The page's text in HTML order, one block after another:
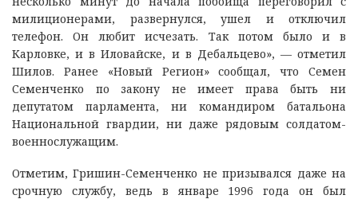
милиционерами, развернулся, ушел и отключил
телефон. Он любит исчезать. Так потом было и в
Карловке, и в Иловайске, и в Дебальцево», — отметил
Шилов. Ранее «Новый Регион» сообщал, что Семен
Семенченко по закону не имеет права быть ни
депутатом парламента, ни командиром батальона
Национальной гвардии, ни даже рядовым солдатом-
военнослужащим.
Отметим, Гришин-Семенченко не призывался даже на
срочную службу, ведь в январе 1996 года он был